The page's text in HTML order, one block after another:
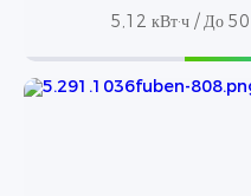
5,12 кВт·ч / До 50